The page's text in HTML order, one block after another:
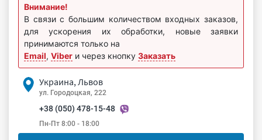
Внимание!
В связи с большим количеством входных заказов,
для ускорения их обработки, новые заявки
принимаются только на
Email, Viber и через кнопку Заказать
Украина, Львов
ул. Городоцкая, 222
+38 (050) 478-15-48
Пн-Пт 8:00 - 18:00